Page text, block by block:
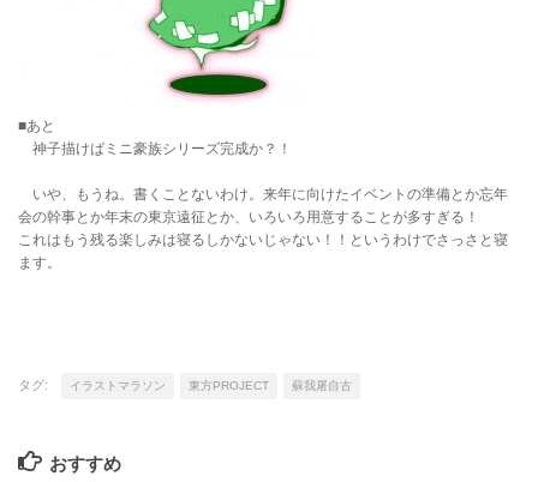
■あと
神子描けばミニ豪族シリーズ完成か？！
いや、もうね。書くことないわけ。来年に向けたイベントの準備とか忘年
会の幹事とか年末の東京遠征とか、いろいろ用意することが多すぎる！
これはもう残る楽しみは寝るしかないじゃない！！というわけでさっさと寝
ます。
タグ: イラストマラソン 東方PROJECT 蘇我屠自古
おすすめ